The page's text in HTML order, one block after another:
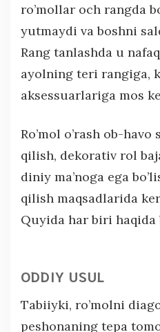
ro’mollar och rangda
yutmaydi va boshni
Rang tanlashda u
ayolning teri rangiga,
aksessuarlariga mos
Ro’mol o’rash ob-
qilish, dekorativ rol
diniy ma’noga ega
qilish maqsadlarida
Quyida har biri haqida
ODDIY USUL
Tabiiyki, ro’molni
peshonaning tepa